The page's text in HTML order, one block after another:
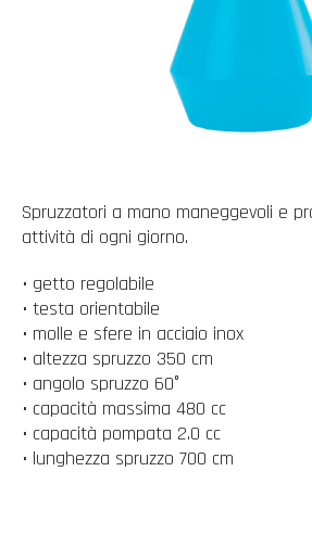
Spruzzatori a mano maneggevoli e
attività di ogni giorno.
• getto regolabile
• testa orientabile
• molle e sfere in acciaio inox
• altezza spruzzo 350 cm
• angolo spruzzo 60°
• capacità massima 480 cc
• capacità pompata 2.0 cc
• lunghezza spruzzo 700 cm